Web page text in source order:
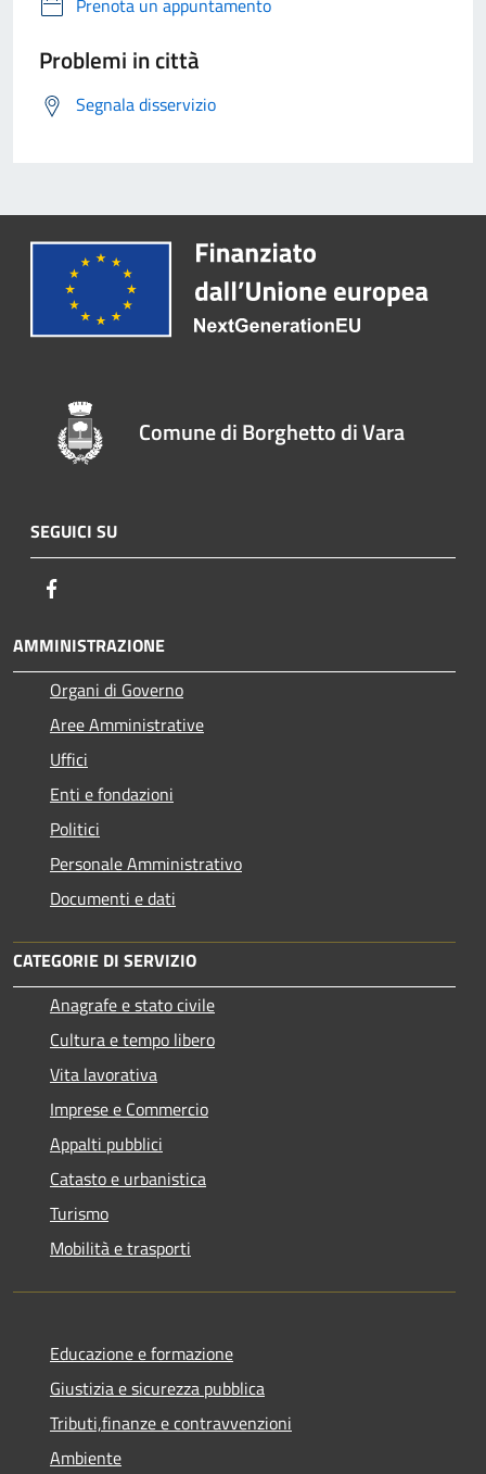
Prenota un appuntamento
Problemi in città
Segnala disservizio
Comune di Borghetto di Vara
SEGUICI SU
AMMINISTRAZIONE
Organi di Governo
Aree Amministrative
Uffici
Enti e fondazioni
Politici
Personale Amministrativo
Documenti e dati
CATEGORIE DI SERVIZIO
Anagrafe e stato civile
Cultura e tempo libero
Vita lavorativa
Imprese e Commercio
Appalti pubblici
Catasto e urbanistica
Turismo
Mobilità e trasporti
Educazione e formazione
Giustizia e sicurezza pubblica
Tributi,finanze e contravvenzioni
Ambiente